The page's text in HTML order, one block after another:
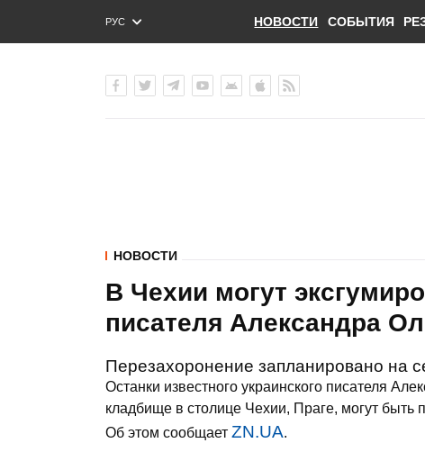
РУС
ENG
НОВОСТИ СОБЫТИЯ
НОВОСТИ
В Чехии могут
писателя Александра
Перезахоронение запланировано на
Останки известного украинского писателя
кладбище в столице Чехии, Праге, могут быть
Об этом сообщает ZN.UA.